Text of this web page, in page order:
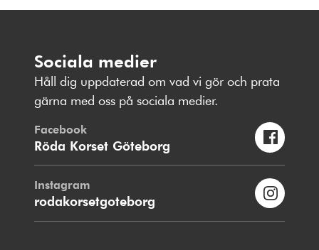
Sociala medier
Håll dig uppdaterad om vad vi gör och prata
gärna med oss på sociala medier.
Facebook
Röda Korset Göteborg
Instagram
rodakorsetgoteborg